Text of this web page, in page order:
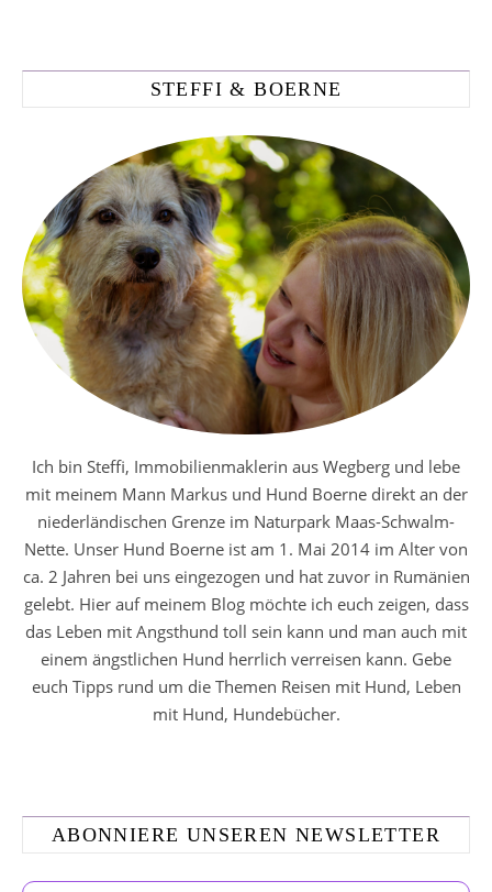
STEFFI & BOERNE
Ich bin Steffi, Immobilienmaklerin aus Wegberg und lebe
mit meinem Mann Markus und Hund Boerne direkt an der
niederländischen Grenze im Naturpark Maas-Schwalm-
Nette. Unser Hund Boerne ist am 1. Mai 2014 im Alter von
ca. 2 Jahren bei uns eingezogen und hat zuvor in Rumänien
gelebt. Hier auf meinem Blog möchte ich euch zeigen, dass
das Leben mit Angsthund toll sein kann und man auch mit
einem ängstlichen Hund herrlich verreisen kann. Gebe
euch Tipps rund um die Themen Reisen mit Hund, Leben
mit Hund, Hundebücher.
ABONNIERE UNSEREN NEWSLETTER